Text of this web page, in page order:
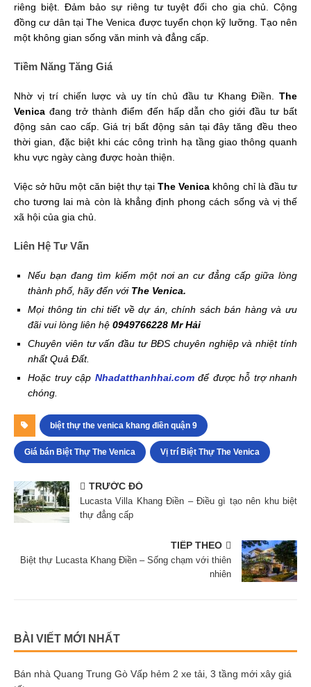
riêng biệt. Đảm bảo sự riêng tư tuyệt đối cho gia chủ. Cộng
đồng cư dân tại The Venica được tuyển chọn kỹ lưỡng. Tạo nên
một không gian sống văn minh và đẳng cấp.
Tiềm Năng Tăng Giá
Nhờ vị trí chiến lược và uy tín chủ đầu tư Khang Điền. The
Venica đang trở thành điểm đến hấp dẫn cho giới đầu tư bất
động sản cao cấp. Giá trị bất động sản tại đây tăng đều theo
thời gian, đặc biệt khi các công trình hạ tầng giao thông quanh
khu vực ngày càng được hoàn thiện.
Việc sở hữu một căn biệt thự tạiThe Venica không chỉ là đầu tư
cho tương lai mà còn là khẳng định phong cách sống và vị thế
xã hội của gia chủ.
Liên Hệ Tư Vấn
Nếu bạn đang tìm kiếm một nơi an cư đẳng cấp giữa lòng
thành phố, hãy đến với The Venica.
Mọi thông tin chi tiết về dự án, chính sách bán hàng và ưu
đãi vui lòng liên hệ 0949766228 Mr Hải
Chuyên viên tư vấn đầu tư BĐS chuyên nghiệp và nhiệt tính
nhất Quả Đất.
Hoặc truy cập Nhadatthanhhai.comđể được hỗ trợ nhanh
chóng.
biệt thự the venica khang điền quận 9
Giá bán Biệt Thự The Venica Vị trí Biệt Thự The Venica
TRƯỚC ĐÓ
Lucasta Villa Khang Điền – Điều gì tạo nên khu biệt
thự đẳng cấp
TIẾP THEO
Biệt thự Lucasta Khang Điền – Sống chạm với thiên
nhiên
BÀI VIẾT MỚI NHẤT
Bán nhà Quang Trung Gò Vấp hẻm 2 xe tải, 3 tầng mới xây giá